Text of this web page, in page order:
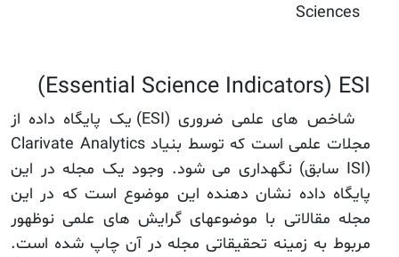
Sciences
Essential Science Indicators) ESI)
شاخص های علمی ضروری (ESI) یک پایگاه داده از
مجلات علمی است که توسط بنیاد Clarivate Analytics
(ISI سابق) نگهداری می شود. وجود یک مجله در این
پایگاه داده نشان دهنده این موضوع است که در این
مجله مقالاتی با موضوعهای گرایش های علمی نوظهور
مربوط به زمینه تحقیقاتی مجله در آن چاپ شده است.